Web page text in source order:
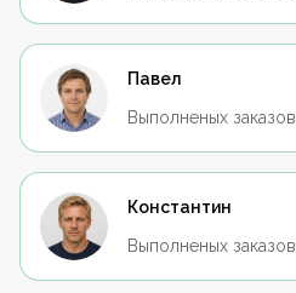
Павел
Выполненых заказов
Константин
Выполненых заказов